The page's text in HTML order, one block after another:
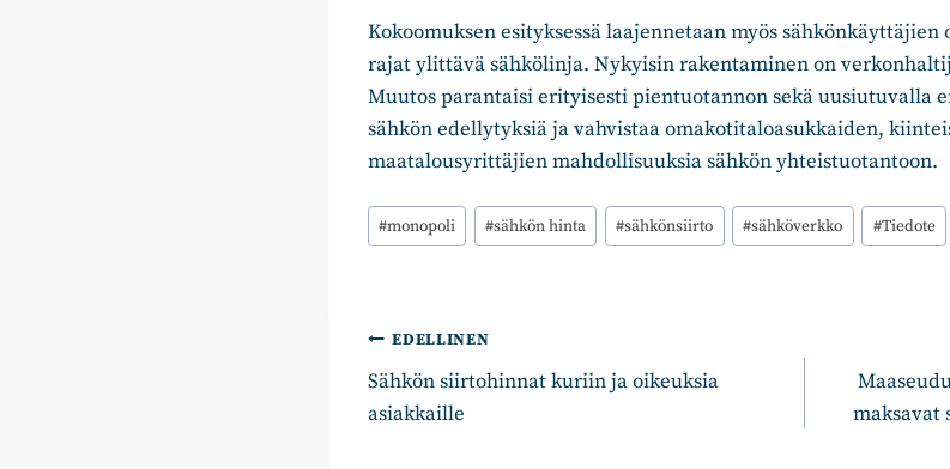
Kokoomuksen esityksessä laajennetaan myös
rajat ylittävä sähkölinja. Nykyisin rakentaminen on
Muutos parantaisi erityisesti pientuotannon sekä uusiutuvalla
sähkön edellytyksiä ja vahvistaa omakotitaloasukkaiden,
maatalousyrittäjien mahdollisuuksia sähkön yhteistuotantoon.
Avainsanat:
#monopoli #sähkön hinta #sähkönsiirto #sähköverkko #Tiedote
Artikkelien
selaus
EDELLINEN
Sähkön siirtohinnat kuriin ja oikeuksia
asiakkaille
maksavat